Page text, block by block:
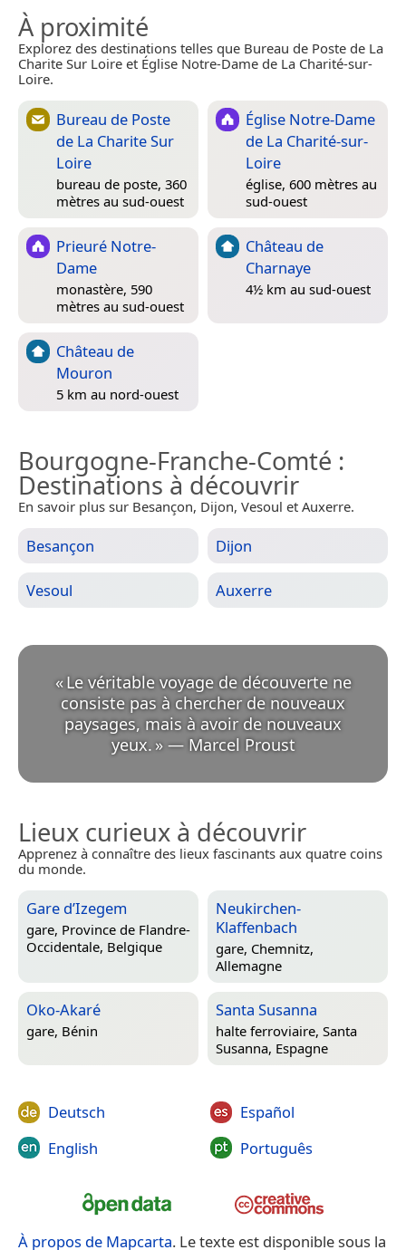
À proximité
Explorez des destinations telles que Bureau de Poste de La
Charite Sur Loire et Église Notre-Dame de La Charité-sur-
Loire.
Bureau de Poste
de La Charite Sur
Loire
bureau de poste, 360
mètres au sud-ouest
Église Notre-Dame
de La Charité-sur-
Loire
église, 600 mètres au
sud-ouest
Prieuré Notre-
Dame
monastère, 590
mètres au sud-ouest
Château de
Charnaye
4½ km au sud-ouest
Château de
Mouron
5 km au nord-ouest
Bourgogne-Franche-Comté :
Destinations à découvrir
En savoir plus sur Besançon, Dijon, Vesoul et Auxerre.
Besançon Dijon
Vesoul Auxerre
«Le véritable voyage de découverte ne
consiste pas à chercher de nouveaux
paysages, mais à avoir de nouveaux
yeux. » — Marcel Proust
Lieux curieux à découvrir
Apprenez à connaître des lieux fascinants aux quatre coins
du monde.
Gare d’Izegem
gare, Province de Flandre-
Occidentale, Belgique
Neukirchen-
Klaffenbach
gare, Chemnitz,
Allemagne
Oko-Akaré
gare, Bénin
Santa Susanna
halte ferroviaire, Santa
Susanna, Espagne
Deutsch
English
Español
Português
À propos de Mapcarta. Le texte est disponible sous la